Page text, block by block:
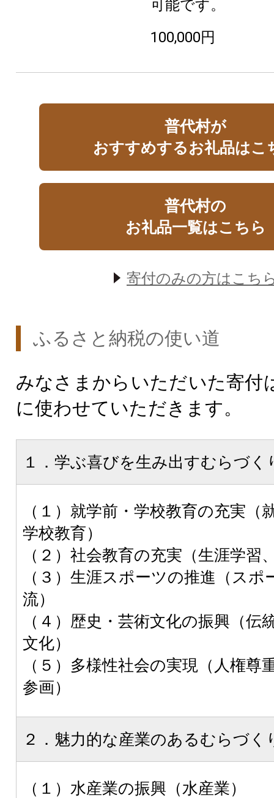
可能です。
100,000円
普代村が
おすすめするお礼品はこ
普代村の
お礼品一覧はこちら
寄付のみの方はこち
ふるさと納税の使い道
みなさまからいただいた寄付
に使わせていただきます。
１．学ぶ喜びを生み出すむらづく
（１）就学前・学校教育の充実（
学校教育）
（２）社会教育の充実（生涯学習
（３）生涯スポーツの推進（スポ
流）
（４）歴史・芸術文化の振興（伝
文化）
（５）多様性社会の実現（人権尊
参画）
２．魅力的な産業のあるむらづく
（１）水産業の振興（水産業）